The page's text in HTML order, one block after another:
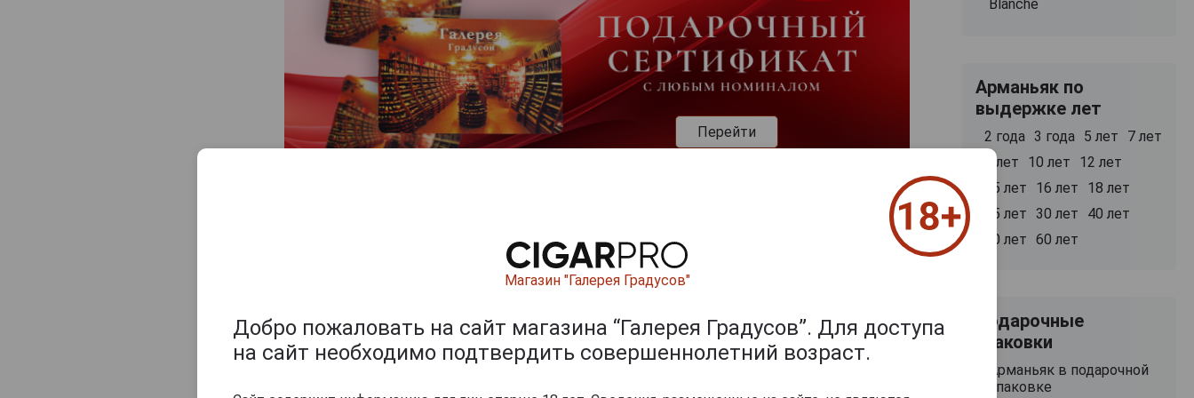
Перейти
Delord 1959
Blanche
Арманьяк по
выдержке лет
2 года 3 года 5 лет
7 лет
8 лет
10 лет
12 лет
15 лет
16 лет
18 лет
25 лет 30 лет
40 лет
50 лет 60 лет
Подарочные
упаковки
Арманьяк в подарочной
упаковке
Магазин "Галерея Градусов"
Добро пожаловать на сайт магазина “Галерея Градусов”. Для доступа
на сайт необходимо подтвердить совершеннолетний возраст.